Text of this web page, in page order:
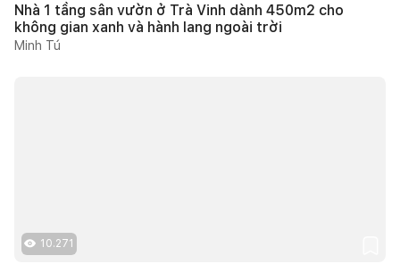
Nhà 1 tầng sân vườn ở Trà Vinh dành 450m2 cho
không gian xanh và hành lang ngoài trời
Minh Tú
10.271